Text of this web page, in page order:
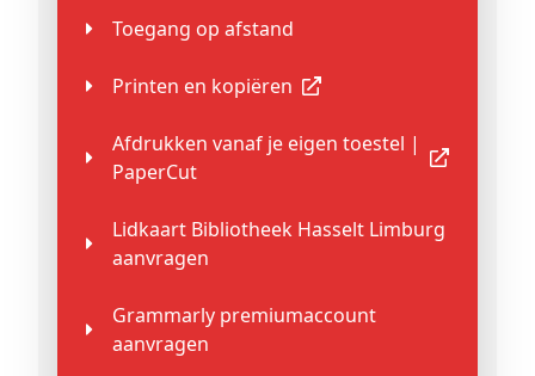
Toegang op afstand
Printen en kopiëren
Afdrukken vanaf je eigen toestel |
PaperCut
Lidkaart Bibliotheek Hasselt Limburg
aanvragen
Grammarly premiumaccount
aanvragen